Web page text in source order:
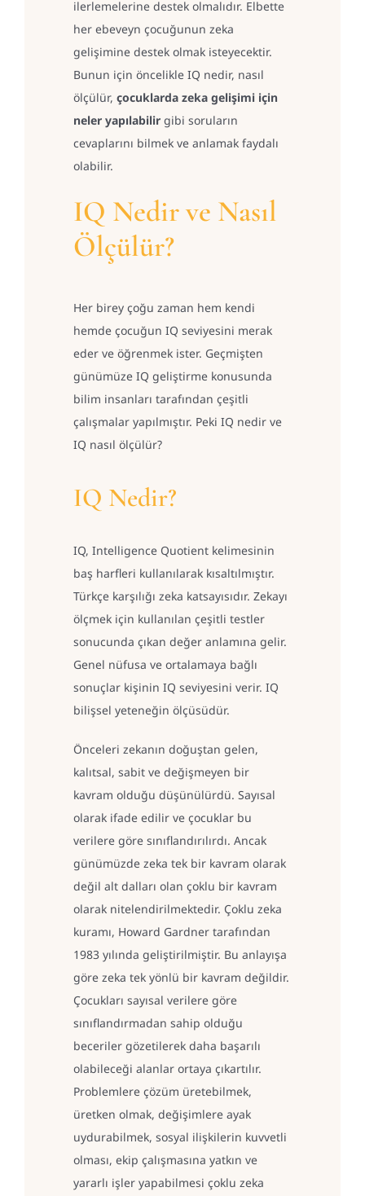
ilerlemelerine destek olmalıdır. Elbette
her ebeveyn çocuğunun zeka
gelişimine destek olmak isteyecektir.
Bunun için öncelikle IQ nedir, nasıl
ölçülür, çocuklarda zeka gelişimi için
neler yapılabilir gibi soruların
cevaplarını bilmek ve anlamak faydalı
olabilir.
IQ Nedir ve Nasıl
Ölçülür?
Her birey çoğu zaman hem kendi
hemde çocuğun IQ seviyesini merak
eder ve öğrenmek ister. Geçmişten
günümüze IQ geliştirme konusunda
bilim insanları tarafından çeşitli
çalışmalar yapılmıştır. Peki IQ nedir ve
IQ nasıl ölçülür?
IQ Nedir?
IQ, Intelligence Quotient kelimesinin
baş harfleri kullanılarak kısaltılmıştır.
Türkçe karşılığı zeka katsayısıdır. Zekayı
ölçmek için kullanılan çeşitli testler
sonucunda çıkan değer anlamına gelir.
Genel nüfusa ve ortalamaya bağlı
sonuçlar kişinin IQ seviyesini verir. IQ
bilişsel yeteneğin ölçüsüdür.
Önceleri zekanın doğuştan gelen,
kalıtsal, sabit ve değişmeyen bir
kavram olduğu düşünülürdü. Sayısal
olarak ifade edilir ve çocuklar bu
verilere göre sınıflandırılırdı. Ancak
günümüzde zeka tek bir kavram olarak
değil alt dalları olan çoklu bir kavram
olarak nitelendirilmektedir. Çoklu zeka
kuramı, Howard Gardner tarafından
1983 yılında geliştirilmiştir. Bu anlayışa
göre zeka tek yönlü bir kavram değildir.
Çocukları sayısal verilere göre
sınıflandırmadan sahip olduğu
beceriler gözetilerek daha başarılı
olabileceği alanlar ortaya çıkartılır.
Problemlere çözüm üretebilmek,
üretken olmak, değişimlere ayak
uydurabilmek, sosyal ilişkilerin kuvvetli
olması, ekip çalışmasına yatkın ve
yararlı işler yapabilmesi çoklu zeka